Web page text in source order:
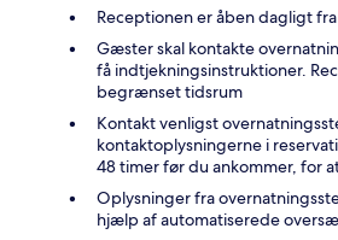
Receptionen er åben dagligt
Gæster skal kontakte
få indtjekningsinstruktioner.
begrænset tidsrum
Kontakt venligst
kontaktoplysningerne i
48 timer før du ankommer, for
Oplysninger fra
hjælp af automatiserede